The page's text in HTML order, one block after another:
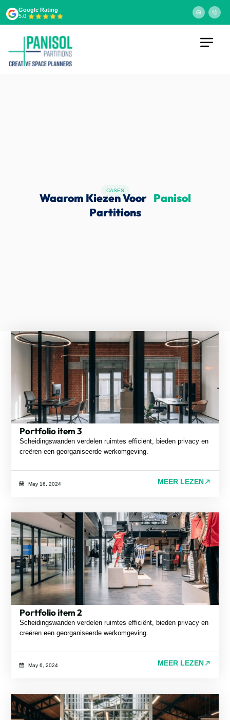
Google Rating
5.0
CASES
Waarom Kiezen VoorPanisol
Partitions
Portfolio item 3
Scheidingswanden verdelen ruimtes efficiënt, bieden privacy en
creëren een georganiseerde werkomgeving.
May 16, 2024 MEER LEZEN
Portfolio item 2
Scheidingswanden verdelen ruimtes efficiënt, bieden privacy en
creëren een georganiseerde werkomgeving.
May 6, 2024 MEER LEZEN